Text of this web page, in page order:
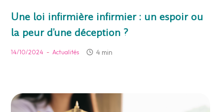
Une loi infirmière infirmier : un espoir ou
la peur d’une déception ?
14/10/2024 - Actualités 4 min